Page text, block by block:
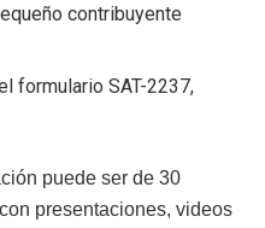
contribuyente
formulario SAT-2237,
puede ser de 30
presentaciones, videos